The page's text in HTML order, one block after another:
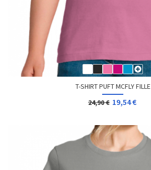
T-SHIRT PUFT MCFLY FILLE
24,90 € 19,54 €